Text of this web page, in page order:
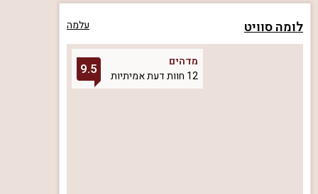
לומה סוויט עלמה
מדהים
12 חוות דעת אמיתיות
9.5